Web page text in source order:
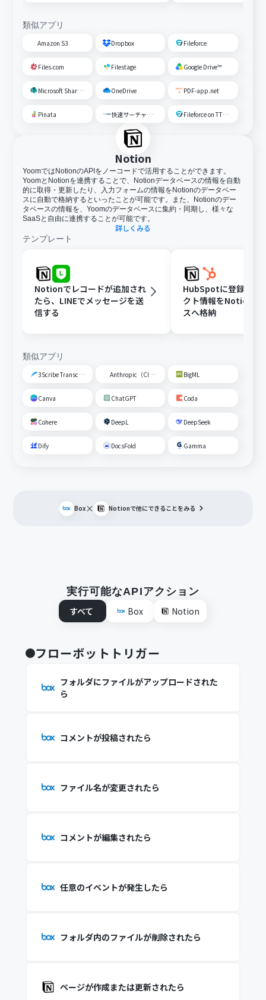
類似アプリ
Amazon S3 Dropbox Fileforce
Files.com Filestage Google Drive™
Microsoft SharePoint OneDrive PDF-app.net
Pinata 快速サーチャーGX Fileforce on TTS Cloud
Notion
YoomではNotionのAPIをノーコードで活用することができます。
YoomとNotionを連携することで、Notionデータベースの情報を自動
的に取得・更新したり、入力フォームの情報をNotionのデータベー
スに自動で格納するといったことが可能です。また、Notionのデー
タベースの情報を、Yoomのデータベースに集約・同期し、様々な
SaaSと自由に連携することが可能です。
詳しくみる
テンプレート
Notionでレコードが追加され
たら、LINEでメッセージを送
信する
HubSpotに登録され
クト情報をNotionデ
スへ格納
類似アプリ
3Scribe Transcription Anthropic（Claude） BigML
Canva ChatGPT Coda
Cohere DeepL DeepSeek
Dify DocsFold Gamma
Box× Notionで他にできることをみる
実行可能なAPIアクション
すべて
Box Notion
フローボットトリガー
フォルダにファイルがアップロードされた
ら
コメントが投稿されたら
ファイル名が変更されたら
コメントが編集されたら
任意のイベントが発生したら
フォルダ内のファイルが削除されたら
ページが作成または更新されたら